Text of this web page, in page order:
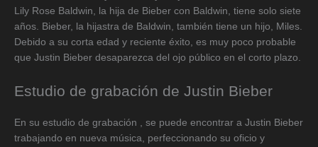
Lily Rose Baldwin, la hija de Bieber con Baldwin, tiene solo siete
años. Bieber, la hijastra de Baldwin, también tiene un hijo, Miles.
Debido a su corta edad y reciente éxito, es muy poco probable
que Justin Bieber desaparezca del ojo público en el corto plazo.
Estudio de grabación de Justin Bieber
En su estudio de grabación , se puede encontrar a Justin Bieber
trabajando en nueva música, perfeccionando su oficio y